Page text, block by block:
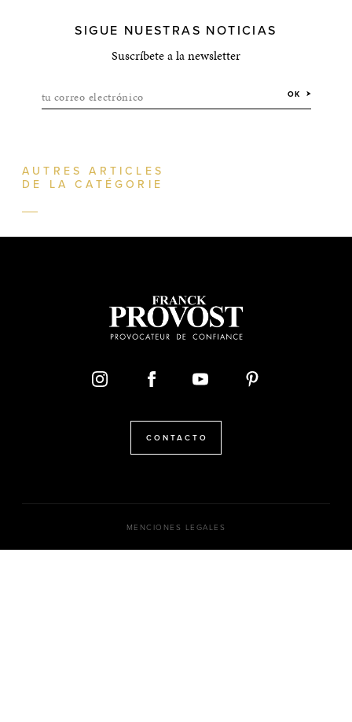
SIGUE NUESTRAS NOTICIAS
Suscríbete a la newsletter
tu correo electrónico OK
AUTRES ARTICLES
DE LA CATÉGORIE
CONTACTO
MENCIONES LEGALES